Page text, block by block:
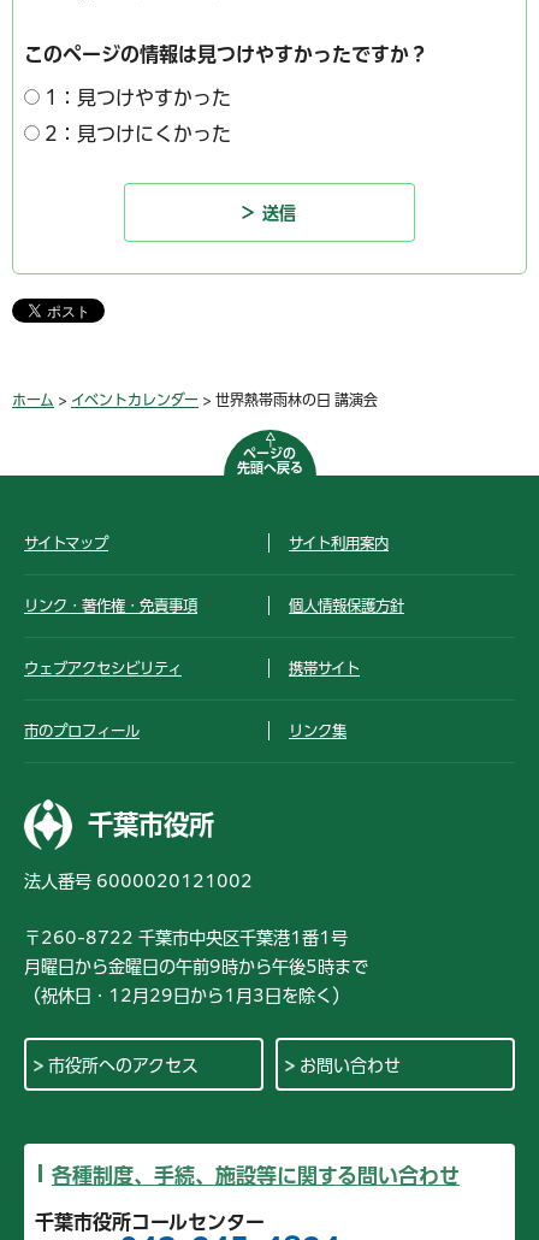
このページの情報は見つけやすかったですか？
1：見つけやすかった
2：見つけにくかった
ホーム > イベントカレンダー > 世界熱帯雨林の日 講演会
ページの
先頭へ戻る
サイトマップ サイト利用案内
リンク・著作権・免責事項 個人情報保護方針
ウェブアクセシビリティ 携帯サイト
市のプロフィール リンク集
千葉市役所
法人番号 6000020121002
〒260-8722 千葉市中央区千葉港1番1号
月曜日から金曜日の午前9時から午後5時まで
（祝休日・12月29日から1月3日を除く）
市役所へのアクセス お問い合わせ
各種制度、手続、施設等に関する問い合わせ
千葉市役所コールセンター